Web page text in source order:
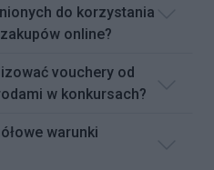
do korzystania
online?
vouchery od
w konkursach?
warunki